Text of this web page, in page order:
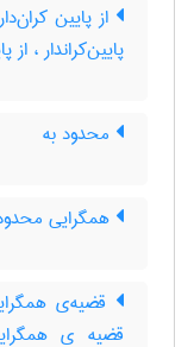
از پایین
پایین‌کراندار ، از
محدود به
همگرایی
قضیه‌ی
قضیه ی